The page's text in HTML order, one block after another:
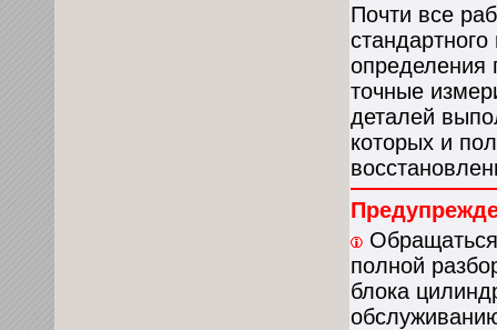
Почти все
определения
точные
деталей
которых и
полной
блока